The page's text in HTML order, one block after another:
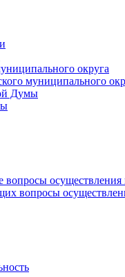
округа
муниципального
Думы
осуществления
вопросы